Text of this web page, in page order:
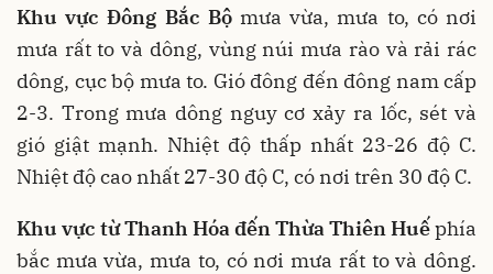
Khu vực Đông Bắc Bộmưa vừa, mưa to, có nơi
mưa rất to và dông, vùng núi mưa rào và rải rác
dông, cục bộ mưa to. Gió đông đến đông nam cấp
2-3. Trong mưa dông nguy cơ xảy ra lốc, sét và
gió giật mạnh. Nhiệt độ thấp nhất 23-26 độ C.
Nhiệt độ cao nhất 27-30 độ C, có nơi trên 30 độ C.
Khu vực từ Thanh Hóa đến Thừa Thiên Huếphía
bắc mưa vừa, mưa to, có nơi mưa rất to và dông.